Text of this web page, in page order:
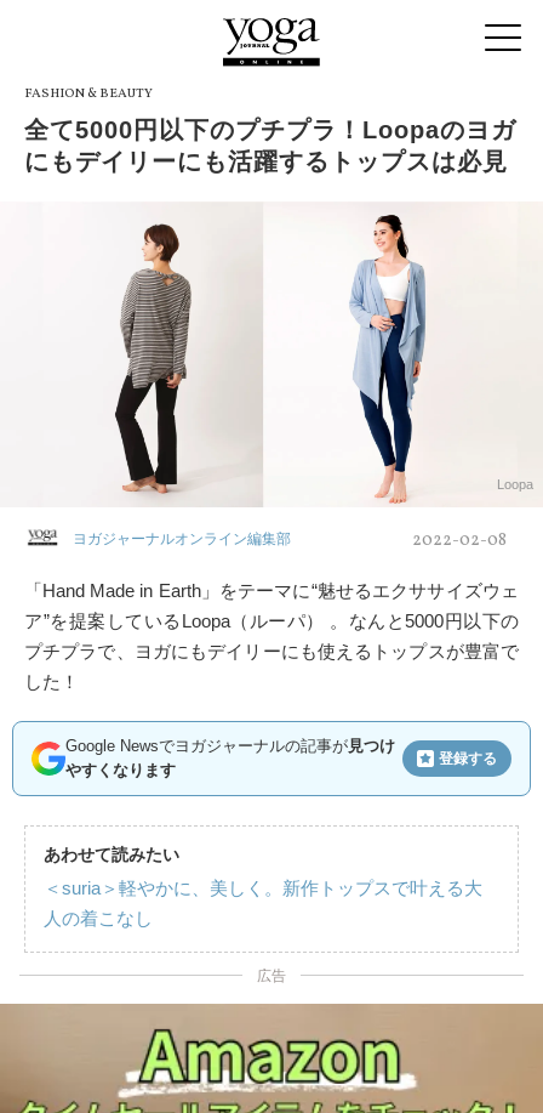
FASHION & BEAUTY
全て5000円以下のプチプラ！Loopaのヨガ
にもデイリーにも活躍するトップスは必見
Loopa
ヨガジャーナルオンライン編集部 2022-02-08
「Hand Made in Earth」をテーマに“魅せるエクササイズウェ
ア”を提案しているLoopa（ルーパ） 。なんと5000円以下の
プチプラで、ヨガにもデイリーにも使えるトップスが豊富で
した！
Google Newsでヨガジャーナルの記事が見つけ
やすくなります
登録する
あわせて読みたい
＜suria＞軽やかに、美しく。新作トップスで叶える大
人の着こなし
広告